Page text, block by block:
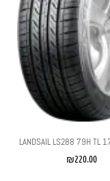
LANDSAIL LS288 79H TL
₪220.00